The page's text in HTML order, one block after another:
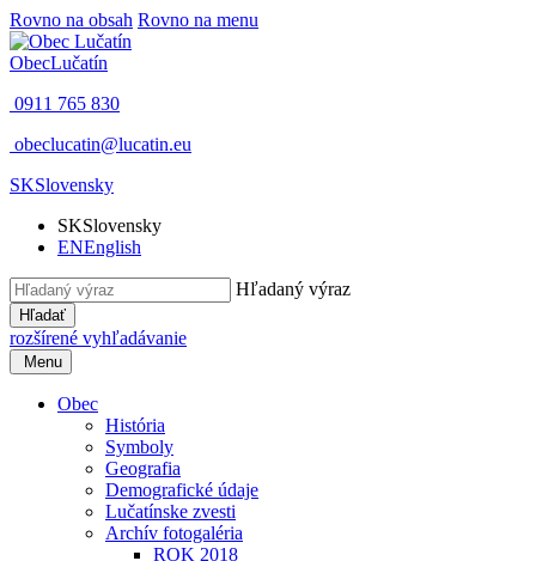
Rovno na obsah Rovno na menu
ObecLučatín
0911 765 830
obeclucatin@lucatin.eu
SKSlovensky
SKSlovensky
ENEnglish
Hľadaný výraz
Hľadať
rozšírené vyhľadávanie
Menu
Obec
História
Symboly
Geografia
Demografické údaje
Lučatínske zvesti
Archív fotogaléria
ROK 2018